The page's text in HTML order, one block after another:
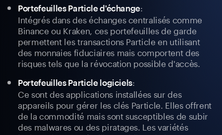
Portefeuilles Particle d'échange:
Intégrés dans des échanges centralisés comme
Binance ou Kraken, ces portefeuilles de garde
permettent les transactions Particle en utilisant
des monnaies fiduciaires mais comportent des
risques tels que la révocation possible d'accès.
Portefeuilles Particle logiciels:
Ce sont des applications installées sur des
appareils pour gérer les clés Particle. Elles offrent
de la commodité mais sont susceptibles de subir
des malwares ou des piratages. Les variétés